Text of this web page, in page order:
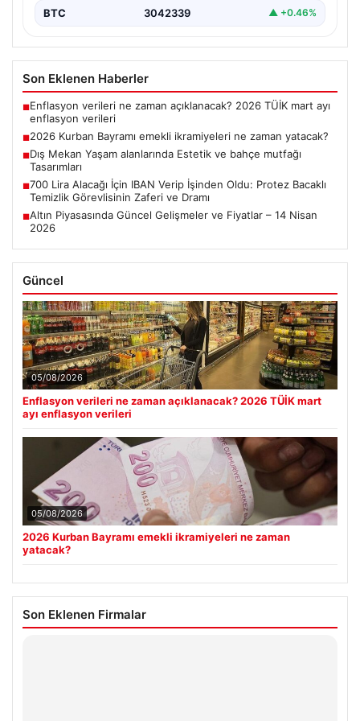
BTC 3042339 ▲ +0.46%
Son Eklenen Haberler
■Enflasyon verileri ne zaman açıklanacak? 2026 TÜİK mart ayı
enflasyon verileri
■2026 Kurban Bayramı emekli ikramiyeleri ne zaman yatacak?
■Dış Mekan Yaşam alanlarında Estetik ve bahçe mutfağı
Tasarımları
■700 Lira Alacağı İçin IBAN Verip İşinden Oldu: Protez Bacaklı
Temizlik Görevlisinin Zaferi ve Dramı
■Altın Piyasasında Güncel Gelişmeler ve Fiyatlar – 14 Nisan
2026
Güncel
05/08/2026
Enflasyon verileri ne zaman açıklanacak? 2026 TÜİK mart
ayı enflasyon verileri
05/08/2026
2026 Kurban Bayramı emekli ikramiyeleri ne zaman
yatacak?
Son Eklenen Firmalar